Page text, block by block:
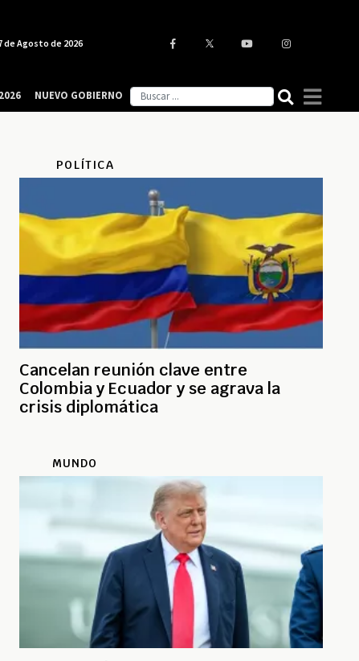
POLÍTICA
Cancelan reunión clave entre
Colombia y Ecuador y se agrava la
crisis diplomática
MUNDO
de Agosto de 2026
NUEVO GOBIERNO